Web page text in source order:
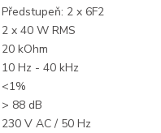
Předstupeň: 2 x 6F2
2 x 40 W RMS
20 kOhm
10 Hz - 40 kHz
<1%
> 88 dB
230 V AC / 50 Hz